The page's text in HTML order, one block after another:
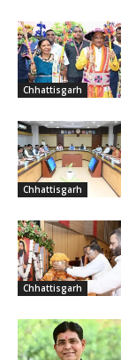
Chhattisgarh
Chhattisgarh
Chhattisgarh